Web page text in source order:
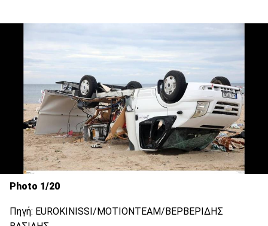
Photo 1/20
Πηγή: EUROKINISSI/ΜΟΤΙΟΝΤΕΑΜ/ΒΕΡΒΕΡΙΔΗΣ